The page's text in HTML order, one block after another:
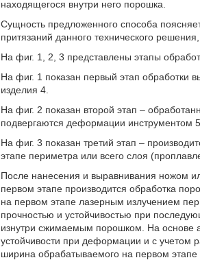
находящегося внутри него порошка.
Сущность предложенного способа
притязаний данного технического
На фиг. 1, 2, 3 представлены этапы
На фиг. 1 показан первый этап обработки
изделия 4.
На фиг. 2 показан второй этап –
подвергаются деформации инструментом 5.
На фиг. 3 показан третий этап –
этапе периметра или всего слоя
После нанесения и выравнивания ножом
первом этапе производится обработка
на первом этапе лазерным излучением
прочностью и устойчивостью при
изнутри сжимаемым порошком. На основе
устойчивости при деформации и с учетом
ширина обрабатываемого на первом